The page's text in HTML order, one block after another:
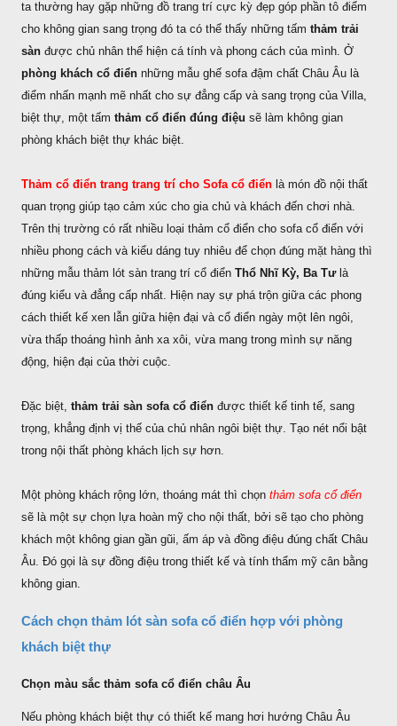
ta thường hay gặp những đồ trang trí cực kỳ đẹp góp phần tô điểm
cho không gian sang trọng đó ta có thể thấy những tấm thảm trải
sàn được chủ nhân thể hiện cá tính và phong cách của mình. Ở
phòng khách cổ điển những mẫu ghế sofa đậm chất Châu Âu là
điểm nhấn mạnh mẽ nhất cho sự đẳng cấp và sang trọng của Villa,
biệt thự, một tấm thảm cổ điển đúng điệu sẽ làm không gian
phòng khách biệt thự khác biệt.
Thảm cổ điển trang trang trí cho Sofa cổ điển là món đồ nội thất
quan trọng giúp tạo cảm xúc cho gia chủ và khách đến chơi nhà.
Trên thị trường có rất nhiều loại thảm cổ điển cho sofa cổ điển với
nhiều phong cách và kiểu dáng tuy nhiêu để chọn đúng mặt hàng thì
những mẫu thảm lót sàn trang trí cổ điển Thổ Nhĩ Kỳ, Ba Tưlà
đúng kiểu và đẳng cấp nhất. Hiện nay sự phá trộn giữa các phong
cách thiết kế xen lẫn giữa hiện đại và cổ điển ngày một lên ngôi,
vừa thấp thoáng hình ảnh xa xôi, vừa mang trong mình sự năng
động, hiện đại của thời cuộc.
Đặc biệt, thảm trải sàn sofa cổ điển được thiết kế tinh tế, sang
trọng, khẳng định vị thế của chủ nhân ngôi biệt thự. Tạo nét nổi bật
trong nội thất phòng khách lịch sự hơn.
Một phòng khách rộng lớn, thoáng mát thì chọn thảm sofa cổ điển
sẽ là một sự chọn lựa hoàn mỹ cho nội thất, bởi sẽ tạo cho phòng
khách một không gian gần gũi, ấm áp và đồng điệu đúng chất Châu
Âu. Đó gọi là sự đồng điệu trong thiết kế và tính thẩm mỹ cân bằng
không gian.
Cách chọn thảm lót sàn sofa cổ điển hợp với phòng
khách biệt thự
Chọn màu sắc thảm sofa cổ điển châu Âu
Nếu phòng khách biệt thự có thiết kế mang hơi hướng Châu Âu